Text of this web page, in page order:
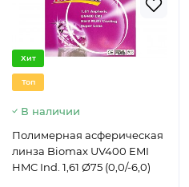
Хит
Топ
В наличии
Полимерная асферическая
линза Biomax UV400 EMI
HMC Ind. 1,61 Ø75 (0,0/-6,0)